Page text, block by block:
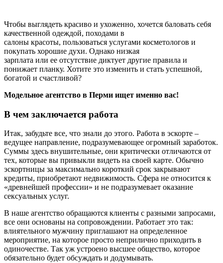
Чтобы выглядеть красиво и ухоженно, хочется баловать себя
качественной одеждой, походами в
салоны красоты, пользоваться услугами косметологов и
покупать хорошие духи. Однако низкая
зарплата или ее отсутствие диктует другие правила и
понижает планку. Хотите это изменить и стать успешной,
богатой и счастливой?
Модельное агентство в Перми ищет именно вас!
В чем заключается работа
Итак, забудьте все, что знали до этого. Работа в эскорте –
ведущее направление, подразумевающее огромный заработок.
Суммы здесь внушительные, они критически отличаются от
тех, которые вы привыкли видеть на своей карте. Обычно
эскортницы за максимально короткий срок закрывают
кредиты, приобретают недвижимость. Сфера не относится к
«древнейшей профессии» и не подразумевает оказание
сексуальных услуг.
В наше агентство обращаются клиенты с разными запросами,
все они основаны на сопровождении. Работает это так:
влиятельного мужчину приглашают на определенное
мероприятие, на которое просто неприлично приходить в
одиночестве. Так уж устроено высшее общество, которое
обязательно будет обсуждать и додумывать.